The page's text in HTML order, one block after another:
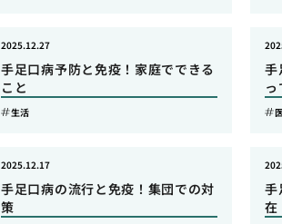
手足口病予防と免疫！家庭でできる
こと
2025.12.27
生活
手
手足口病の流行と免疫！集団での対
策
2025.12.17
手
在